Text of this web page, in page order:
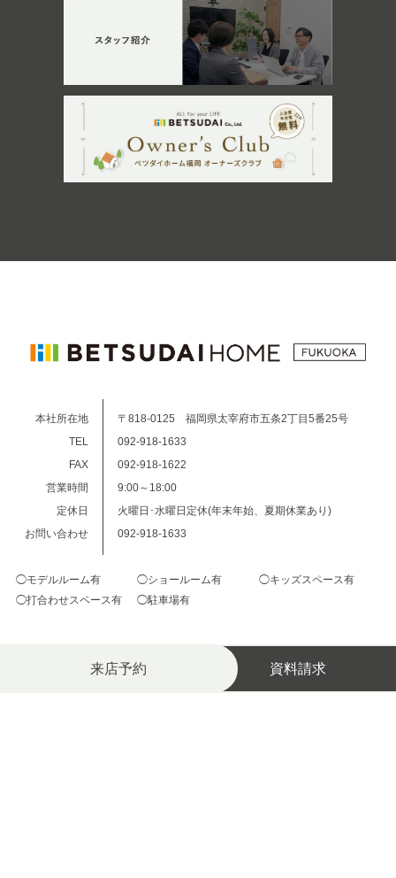
来店予約 資料請求
本社所在地
〒818-0125 福岡県太宰府市五条2丁目5番25号
TEL
092-918-1633
FAX
092-918-1622
営業時間
9:00～18:00
定休日
火曜日･水曜日定休(年末年始、夏期休業あり)
お問い合わせ
092-918-1633
◯モデルルーム有 ◯ショールーム有
◯キッズスペース有
◯打合わせスペース有
◯駐車場有